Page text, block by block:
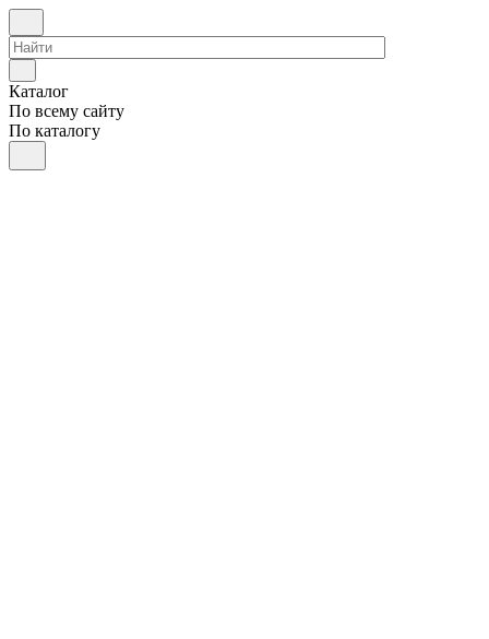
Каталог
По всему сайту
По каталогу